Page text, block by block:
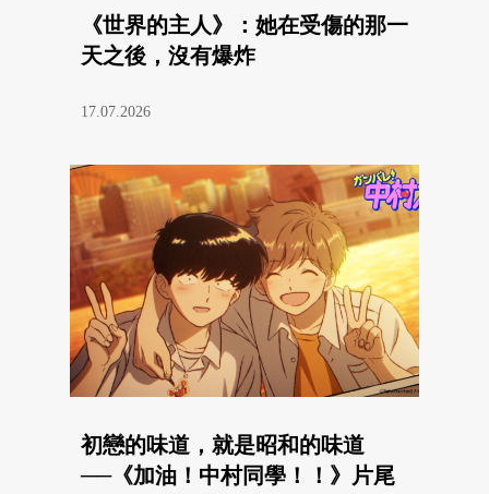
《世界的主人》：她在受傷的那一
天之後，沒有爆炸
17.07.2026
初戀的味道，就是昭和的味道
──《加油！中村同學！！》片尾